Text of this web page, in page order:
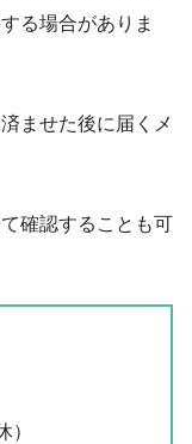
る場合がありま
ませた後に届くメ
確認することも可
）